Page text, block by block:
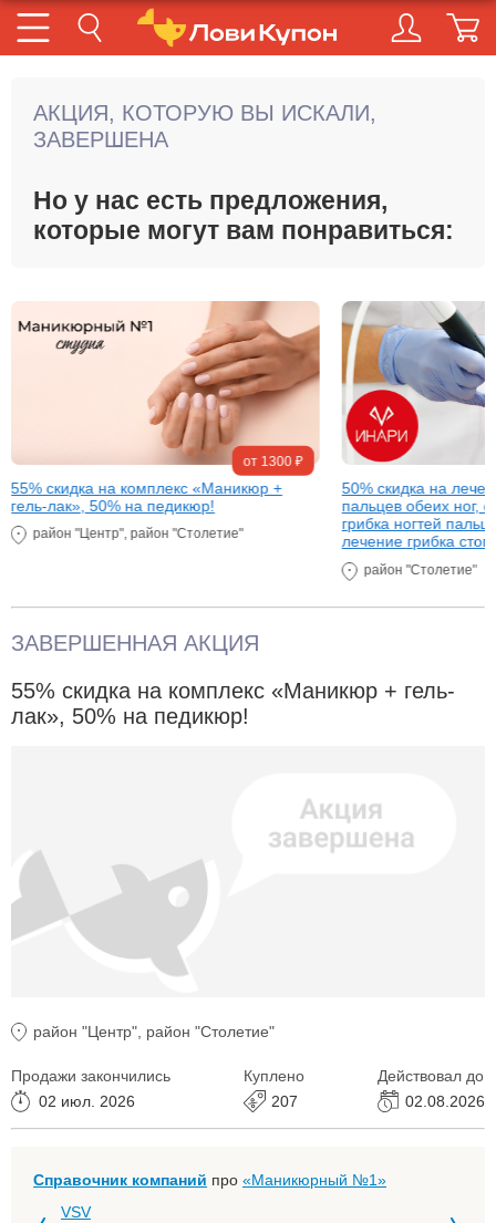
Продолжить покупки Купить
АКЦИЯ, КОТОРУЮ ВЫ ИСКАЛИ,
ЗАВЕРШЕНА
Но у нас есть предложения,
которые могут вам понравиться:
от 1300 ₽
55% скидка на комплекс «Маникюр +
гель-лак», 50% на педикюр!
район "Центр", район "Столетие"
50% скидка на
пальцев обеих ног,
грибка ногтей
лечение грибка стоп
лечение ногтей
район "Столетие"
ЗАВЕРШЕННАЯ АКЦИЯ
55% скидка на комплекс «Маникюр + гель-
лак», 50% на педикюр!
район "Центр", район "Столетие"
Продажи закончились
02 июл. 2026
Куплено
207
Действовал до
02.08.2026
Справочник компаний про «Маникюрный №1»
VSV